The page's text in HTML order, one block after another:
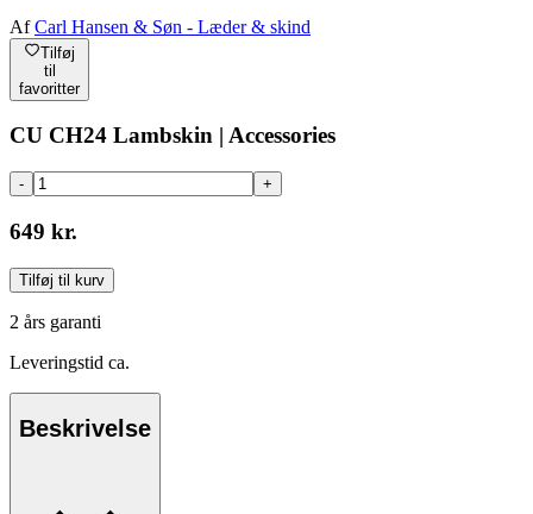
AfCarl Hansen & Søn - Læder & skind
Tilføj
til
favoritter
CU CH24 Lambskin | Accessories
- +
649 kr.
Tilføj til kurv
2 års garanti
Leveringstid ca.
Beskrivelse